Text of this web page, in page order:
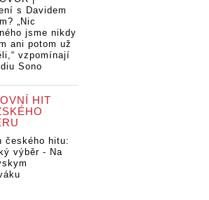
s Davidem
„Nic
jsme nikdy
ani potom už
vzpomínají
Sono
HIT
českého hitu:
výběr - Na